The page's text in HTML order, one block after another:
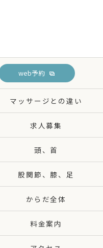
web予約
マッサージとの違い
求人募集
頭、首
股関節、膝、足
からだ全体
料金案内